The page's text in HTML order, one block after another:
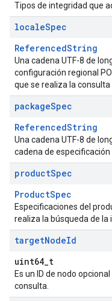
Tipos de integridad que
localeSpec
ReferencedString
Una cadena UTF-8 de
configuración regional
que se realiza la consulta
packageSpec
ReferencedString
Una cadena UTF-8 de
cadena de
productSpec
ProductSpec
Especificaciones del
realiza la búsqueda de la
targetNodeId
uint64_t
Es un ID de nodo
consulta.